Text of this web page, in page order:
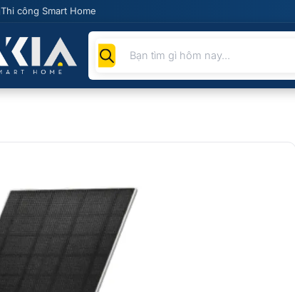
Thi công Smart Home
Tìm
kiếm
sản
phẩm